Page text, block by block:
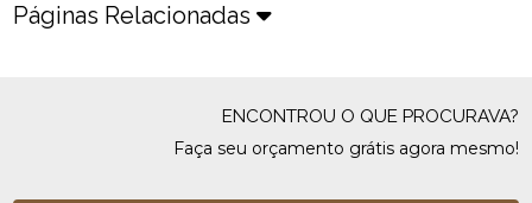
Páginas Relacionadas
ENCONTROU O QUE PROCURAVA?
Faça seu orçamento grátis agora mesmo!